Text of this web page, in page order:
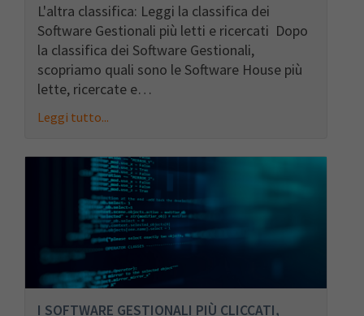
L'altra classifica: Leggi la classifica dei
Software Gestionali più letti e ricercati Dopo
la classifica dei Software Gestionali,
scopriamo quali sono le Software House più
lette, ricercate e…
Leggi tutto...
I SOFTWARE GESTIONALI PIÙ CLICCATI,